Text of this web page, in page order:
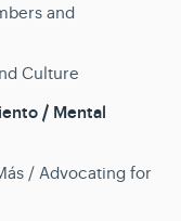
and
Culture
/ Mental
/ Advocating for